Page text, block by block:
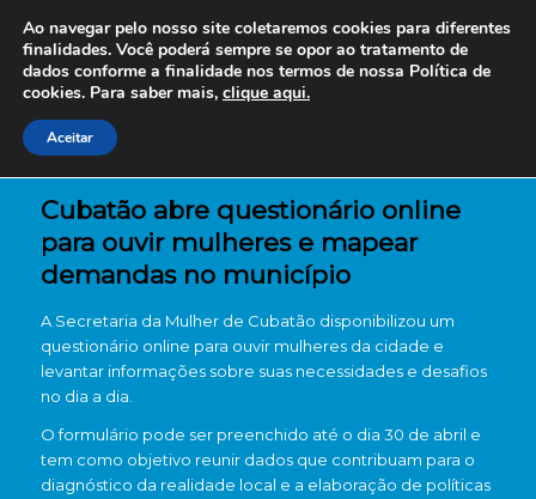
Cubatão abre questionário online
para ouvir mulheres e mapear
demandas no município
A Secretaria da Mulher de Cubatão disponibilizou um
questionário online para ouvir mulheres da cidade e
levantar informações sobre suas necessidades e desafios
no dia a dia.
O formulário pode ser preenchido até o dia 30 de abril e
tem como objetivo reunir dados que contribuam para o
diagnóstico da realidade local e a elaboração de políticas
Ao navegar pelo nosso site coletaremos cookies para diferentes
finalidades. Você poderá sempre se opor ao tratamento de
dados conforme a finalidade nos termos de nossa Política de
cookies. Para saber mais, clique aqui.
Aceitar